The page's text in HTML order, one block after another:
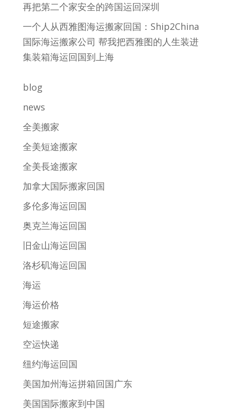
再把第二个家安全的跨国运回深圳
一个人从西雅图海运搬家回国：Ship2China
国际海运搬家公司 帮我把西雅图的人生装进
集装箱海运回国到上海
blog
news
全美搬家
全美短途搬家
全美長途搬家
加拿大国际搬家回国
多伦多海运回国
奥克兰海运回国
旧金山海运回国
洛杉矶海运回国
海运
海运价格
短途搬家
空运快递
纽约海运回国
美国加州海运拼箱回国广东
美国国际搬家到中国